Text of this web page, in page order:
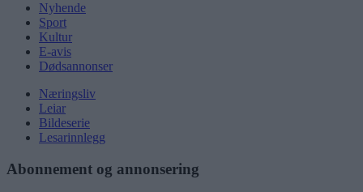
Nyhende
Sport
Kultur
E-avis
Dødsannonser
Næringsliv
Leiar
Bildeserie
Lesarinnlegg
Abonnement og annonsering